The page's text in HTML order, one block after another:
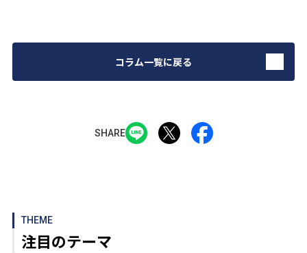
コラム一覧に戻る
SHARE
THEME
注目のテーマ